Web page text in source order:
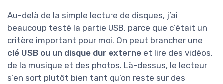
Au-delà de la simple lecture de disques, j’ai
beaucoup testé la partie USB, parce que c’était un
critère important pour moi. On peut brancher une
clé USB ou un disque dur externe et lire des vidéos,
de la musique et des photos. Là-dessus, le lecteur
s’en sort plutôt bien tant qu’on reste sur des